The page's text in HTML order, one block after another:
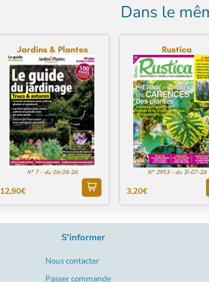
Dans le
Jardins & Plantes
N° 7 - du 06-08-26
12,90€
Rustica
N° 2953 - du 31-07-26
3,20€
S'informer
Nous contacter
Passer commande